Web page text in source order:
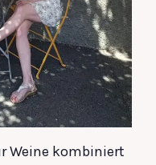
Weine kombiniert